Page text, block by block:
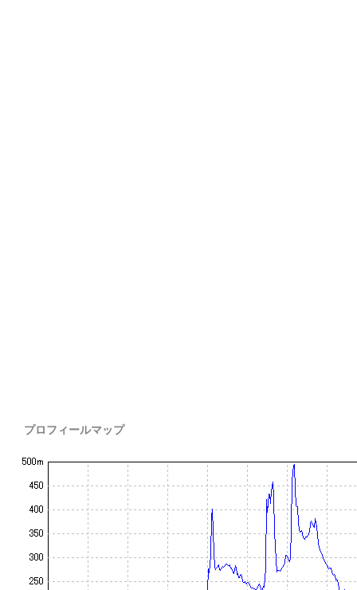
プロフィールマップ